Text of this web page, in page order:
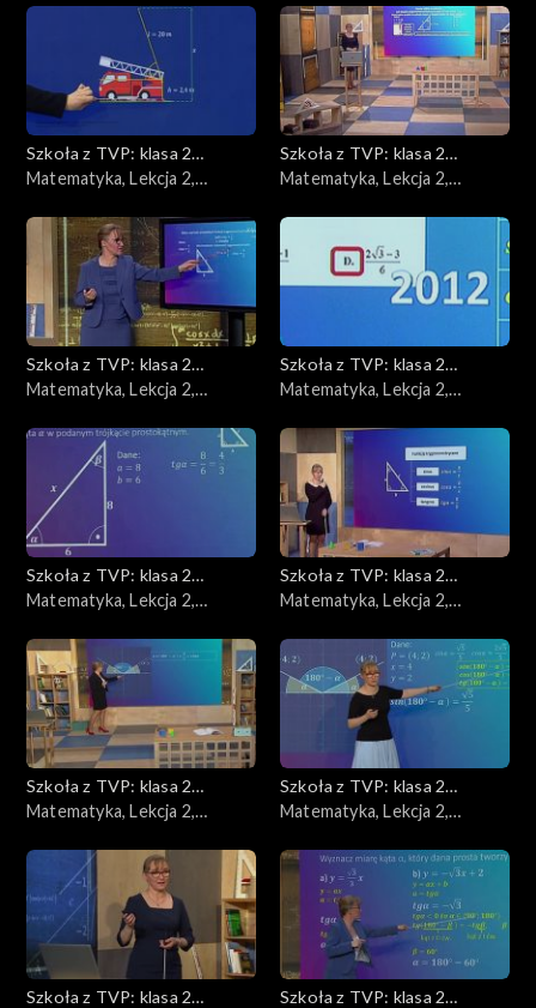
Fizyka
Geografia
Język polski
Matematyka
Chemia
Szkoła z TVP: klasa 2
ponadpodstawowa
Matematyka, Lekcja 2,
Szkoła z TVP: klasa 2
ponadpodstawowa
Matematyka, Lekcja 2,
Szkoła z TVP: klasa 2
ponadpodstawowa
Matematyka, Lekcja 2,
Szkoła z TVP: klasa 2
ponadpodstawowa
Matematyka, Lekcja 2,
Szkoła z TVP: klasa 2
ponadpodstawowa
Matematyka, Lekcja 2,
Szkoła z TVP: klasa 2
ponadpodstawowa
Matematyka, Lekcja 2,
Szkoła z TVP: klasa 2
ponadpodstawowa
Matematyka, Lekcja 2,
Szkoła z TVP: klasa 2
ponadpodstawowa
Matematyka, Lekcja 2,
Szkoła z TVP: klasa 2
Szkoła z TVP: klasa 2